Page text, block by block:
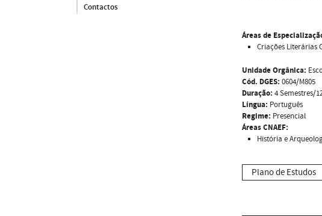
Contactos
Áreas de
Criações Literárias
Unidade Orgânica:
Cód. DGES: 0604/M805
Duração: 4 Semestres/
Língua: Português
Regime: Presencial
Áreas CNAEF:
História e
Plano de Estudos